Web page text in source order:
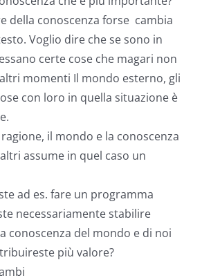
della conoscenza forse cambia
Voglio dire che se sono in
certe cose che magari non
momenti Il mondo esterno, gli
con loro in quella situazione è
il mondo e la conoscenza
assume in quel caso un
ad es. fare un programma
necessariamente stabilire
conoscenza del mondo e di noi
più valore?